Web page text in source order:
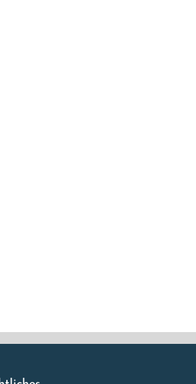
oder zu reduzieren.